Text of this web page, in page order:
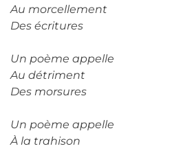
Au morcellement
Des écritures
Un poème appelle
Au détriment
Des morsures
Un poème appelle
À la trahison